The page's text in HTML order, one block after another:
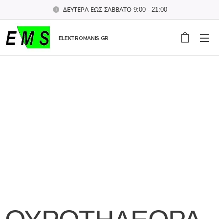
ΔΕΥΤΕΡΑ ΕΩΣ ΣΑΒΒΑΤΟ 9:00 - 21:00
ELEKTROMANIS.GR